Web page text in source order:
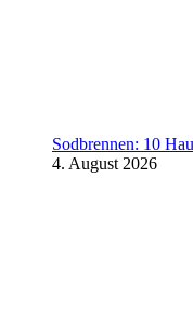
Sodbrennen: 10
4. August 2026